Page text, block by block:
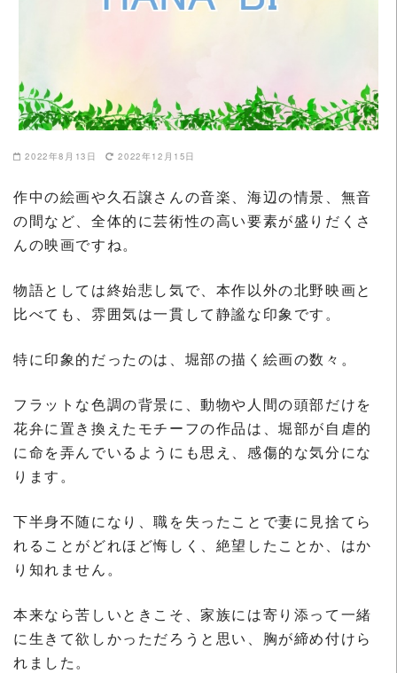
2022年8月13日 2022年12月15日
作中の絵画や久石譲さんの音楽、海辺の情景、無音
の間など、全体的に芸術性の高い要素が盛りだくさ
んの映画ですね。
物語としては終始悲し気で、本作以外の北野映画と
比べても、雰囲気は一貫して静謐な印象です。
特に印象的だったのは、堀部の描く絵画の数々。
フラットな色調の背景に、動物や人間の頭部だけを
花弁に置き換えたモチーフの作品は、堀部が自虐的
に命を弄んでいるようにも思え、感傷的な気分にな
ります。
下半身不随になり、職を失ったことで妻に見捨てら
れることがどれほど悔しく、絶望したことか、はか
り知れません。
本来なら苦しいときこそ、家族には寄り添って一緒
に生きて欲しかっただろうと思い、胸が締め付けら
れました。